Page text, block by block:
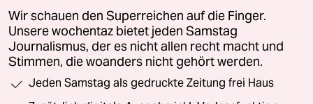
Wir schauen den Superreichen auf die Finger.
Unsere wochentaz bietet jeden Samstag
Journalismus, der es nicht allen recht macht und
Stimmen, die woanders nicht gehört werden.
Jeden Samstag als gedruckte Zeitung frei Haus